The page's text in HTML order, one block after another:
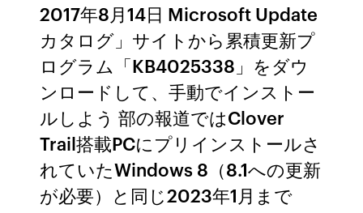
2017年8月14日 Microsoft Update
カタログ」サイトから累積更新プ
ログラム「KB4025338」をダウ
ンロードして、手動でインストー
ルしよう 部の報道ではClover
Trail搭載PCにプリインストールさ
れていたWindows 8（8.1への更新
が必要）と同じ2023年1月まで